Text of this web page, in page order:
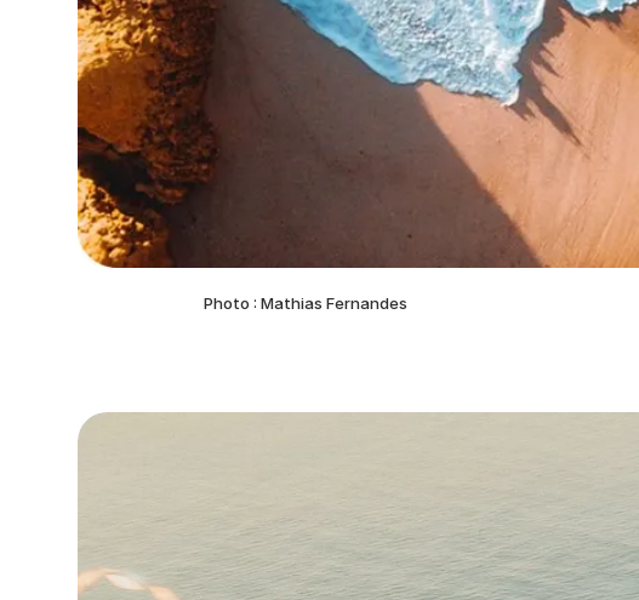
Photo : Mathias Fernandes